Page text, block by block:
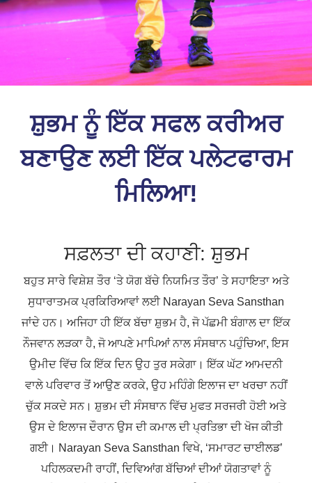
ਸ਼ੁਭਮ ਨੂੰ ਇੱਕ ਸਫਲ ਕਰੀਅਰ
ਬਣਾਉਣ ਲਈ ਇੱਕ ਪਲੇਟਫਾਰਮ
ਮਿਲਿਆ!
ਸਫ਼ਲਤਾ ਦੀ ਕਹਾਣੀ: ਸ਼ੁਭਮ
ਬਹੁਤ ਸਾਰੇ ਵਿਸ਼ੇਸ਼ ਤੌਰ ‘ਤੇ ਯੋਗ ਬੱਚੇ ਨਿਯਮਿਤ ਤੌਰ’ ਤੇ ਸਹਾਇਤਾ ਅਤੇ
ਸੁਧਾਰਾਤਮਕ ਪ੍ਰਕਿਰਿਆਵਾਂ ਲਈ Narayan Seva Sansthan
ਜਾਂਦੇ ਹਨ। ਅਜਿਹਾ ਹੀ ਇੱਕ ਬੱਚਾ ਸ਼ੁਭਮ ਹੈ, ਜੋ ਪੱਛਮੀ ਬੰਗਾਲ ਦਾ ਇੱਕ
ਨੌਜਵਾਨ ਲੜਕਾ ਹੈ, ਜੋ ਆਪਣੇ ਮਾਪਿਆਂ ਨਾਲ ਸੰਸਥਾਨ ਪਹੁੰਚਿਆ, ਇਸ
ਉਮੀਦ ਵਿੱਚ ਕਿ ਇੱਕ ਦਿਨ ਉਹ ਤੁਰ ਸਕੇਗਾ। ਇੱਕ ਘੱਟ ਆਮਦਨੀ
ਵਾਲੇ ਪਰਿਵਾਰ ਤੋਂ ਆਉਣ ਕਰਕੇ, ਉਹ ਮਹਿੰਗੇ ਇਲਾਜ ਦਾ ਖਰਚਾ ਨਹੀਂ
ਚੁੱਕ ਸਕਦੇ ਸਨ। ਸ਼ੁਭਮ ਦੀ ਸੰਸਥਾਨ ਵਿੱਚ ਮੁਫਤ ਸਰਜਰੀ ਹੋਈ ਅਤੇ
ਉਸ ਦੇ ਇਲਾਜ ਦੌਰਾਨ ਉਸ ਦੀ ਕਮਾਲ ਦੀ ਪ੍ਰਤਿਭਾ ਦੀ ਖੋਜ ਕੀਤੀ
ਗਈ। Narayan Seva Sansthan ਵਿਖੇ, ‘ਸਮਾਰਟ ਚਾਈਲਡ’
ਪਹਿਲਕਦਮੀ ਰਾਹੀਂ, ਦਿਵਿਆਂਗ ਬੱਚਿਆਂ ਦੀਆਂ ਯੋਗਤਾਵਾਂ ਨੂੰ